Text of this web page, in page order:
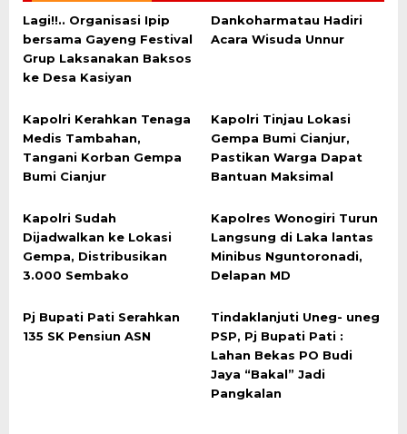
Lagi!!.. Organisasi Ipip
bersama Gayeng Festival
Grup Laksanakan Baksos
ke Desa Kasiyan
Dankoharmatau Hadiri
Acara Wisuda Unnur
Kapolri Kerahkan Tenaga
Medis Tambahan,
Tangani Korban Gempa
Bumi Cianjur
Kapolri Tinjau Lokasi
Gempa Bumi Cianjur,
Pastikan Warga Dapat
Bantuan Maksimal
Kapolri Sudah
Dijadwalkan ke Lokasi
Gempa, Distribusikan
3.000 Sembako
Kapolres Wonogiri Turun
Langsung di Laka lantas
Minibus Nguntoronadi,
Delapan MD
Pj Bupati Pati Serahkan
135 SK Pensiun ASN
Tindaklanjuti Uneg- uneg
PSP, Pj Bupati Pati :
Lahan Bekas PO Budi
Jaya “Bakal” Jadi
Pangkalan